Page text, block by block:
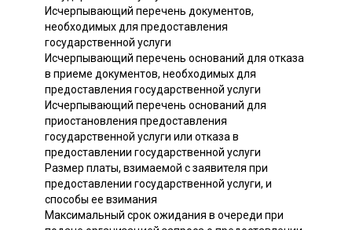
Исчерпывающий перечень документов,
необходимых для предоставления
государственной услуги
Исчерпывающий перечень оснований для отказа
в приеме документов, необходимых для
предоставления государственной услуги
Исчерпывающий перечень оснований для
приостановления предоставления
государственной услуги или отказа в
предоставлении государственной услуги
Размер платы, взимаемой с заявителя при
предоставлении государственной услуги, и
способы ее взимания
Максимальный срок ожидания в очереди при